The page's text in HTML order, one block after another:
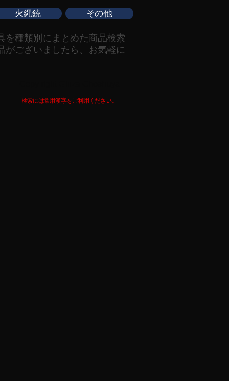
火縄銃 その他
を種類別にまとめた商品検索
がございましたら、お気軽に
検索には常用漢字をご利用ください。